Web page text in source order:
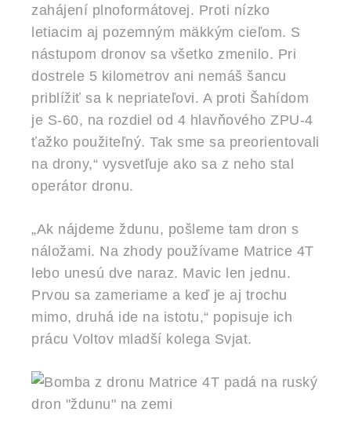
zahájení plnoformátovej. Proti nízko
letiacim aj pozemným mäkkým cieľom. S
nástupom dronov sa všetko zmenilo. Pri
dostrele 5 kilometrov ani nemáš šancu
priblížiť sa k nepriateľovi. A proti Šahídom
je S-60, na rozdiel od 4 hlavňového ZPU-4
ťažko použiteľný. Tak sme sa preorientovali
na drony,“ vysvetľuje ako sa z neho stal
operátor dronu.
„Ak nájdeme ždunu, pošleme tam dron s
náložami. Na zhody používame Matrice 4T
lebo unesú dve naraz. Mavic len jednu.
Prvou sa zameriame a keď je aj trochu
mimo, druhá ide na istotu,“ popisuje ich
prácu Voltov mladší kolega Svjat.